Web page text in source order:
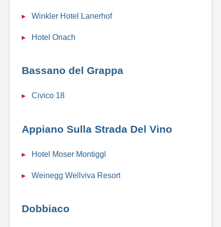
Winkler Hotel Lanerhof
Hotel Onach
Bassano del Grappa
Civico 18
Appiano Sulla Strada Del Vino
Hotel Moser Montiggl
Weinegg Wellviva Resort
Dobbiaco